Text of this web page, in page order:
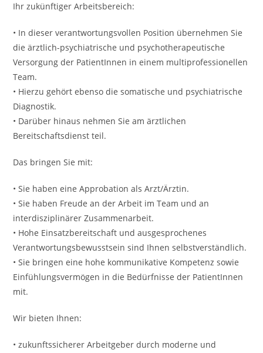
Ihr zukünftiger Arbeitsbereich:
• In dieser verantwortungsvollen Position übernehmen Sie
die ärztlich-psychiatrische und psychotherapeutische
Versorgung der PatientInnen in einem multiprofessionellen
Team.
• Hierzu gehört ebenso die somatische und psychiatrische
Diagnostik.
• Darüber hinaus nehmen Sie am ärztlichen
Bereitschaftsdienst teil.
Das bringen Sie mit:
• Sie haben eine Approbation als Arzt/Ärztin.
• Sie haben Freude an der Arbeit im Team und an
interdisziplinärer Zusammenarbeit.
• Hohe Einsatzbereitschaft und ausgesprochenes
Verantwortungsbewusstsein sind Ihnen selbstverständlich.
• Sie bringen eine hohe kommunikative Kompetenz sowie
Einfühlungsvermögen in die Bedürfnisse der PatientInnen
mit.
Wir bieten Ihnen:
• zukunftssicherer Arbeitgeber durch moderne und